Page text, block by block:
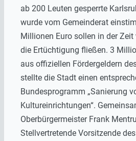
ab 200 Leuten gesperrte
wurde vom Gemeinderat
Millionen Euro sollen in der
die Ertüchtigung fließen. 3
aus offiziellen Fördergeldern
stellte die Stadt einen
Bundesprogramm „Sanierung
Kultureinrichtungen“.
Oberbürgermeister Frank
Stellvertretende Vorsitzende des